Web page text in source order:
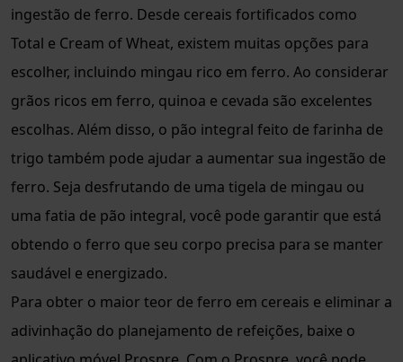
ingestão de ferro. Desde cereais fortificados como
Total e Cream of Wheat, existem muitas opções para
escolher, incluindo mingau rico em ferro. Ao considerar
grãos ricos em ferro, quinoa e cevada são excelentes
escolhas. Além disso, o pão integral feito de farinha de
trigo também pode ajudar a aumentar sua ingestão de
ferro. Seja desfrutando de uma tigela de mingau ou
uma fatia de pão integral, você pode garantir que está
obtendo o ferro que seu corpo precisa para se manter
saudável e energizado.
Para obter o maior teor de ferro em cereais e eliminar a
adivinhação do planejamento de refeições, baixe o